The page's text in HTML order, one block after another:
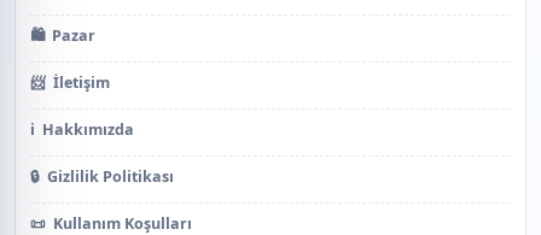
🛍️ Pazar
📨 İletişim
ℹ️ Hakkımızda
🔒 Gizlilik Politikası
📜 Kullanım Koşulları